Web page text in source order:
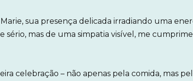
sua presença delicada irradiando uma
sério, mas de uma simpatia visível, me
celebração – não apenas pela comida, mas